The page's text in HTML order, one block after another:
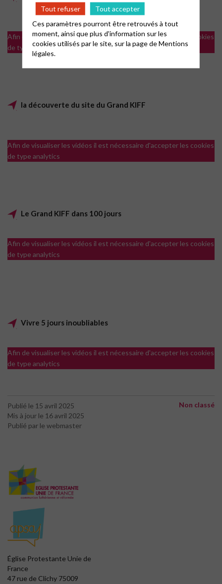
Afin de visualiser les vidéos il est nécessaire d'accepter les cookies
de type analytics
la découverte du site du Grand KIFF
Afin de visualiser les vidéos il est nécessaire d'accepter les cookies
de type analytics
Le Grand KIFF dans 100 jours
Afin de visualiser les vidéos il est nécessaire d'accepter les cookies
de type analytics
Vivre 5 jours inoubliables
Afin de visualiser les vidéos il est nécessaire d'accepter les cookies
de type analytics
Publié le 15 avril 2025
Mis à jour le 16 avril 2025
Publié par le webmaster
Non classé
Église Protestante Unie de
France
47 rue de Clichy 75009
Tout refuser
Tout accepter
Ces paramètres pourront être retrouvés à tout
moment, ainsi que plus d'information sur les
cookies utilisés par le site, sur la page deMentions
légales.